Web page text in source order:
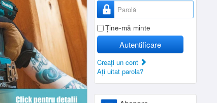
Parolă
Ţine-mă minte
Autentificare
Creaţi un cont
Aţi uitat parola?